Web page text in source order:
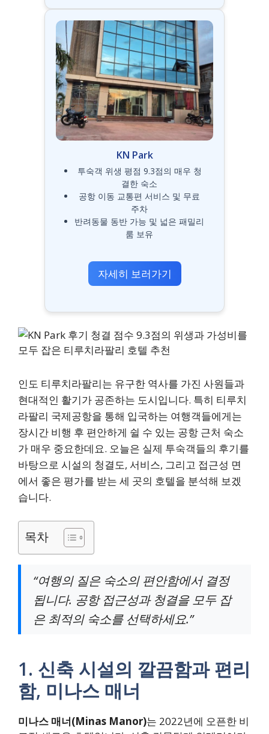
KN Park
투숙객 위생 평점 9.3점의 매우 청
결한 숙소
공항 이동 교통편 서비스 및 무료
주차
반려동물 동반 가능 및 넓은 패밀리
룸 보유
자세히 보러가기
인도 티루치라팔리는 유구한 역사를 가진 사원들과
현대적인 활기가 공존하는 도시입니다. 특히 티루치
라팔리 국제공항을 통해 입국하는 여행객들에게는
장시간 비행 후 편안하게 쉴 수 있는 공항 근처 숙소
가 매우 중요한데요. 오늘은 실제 투숙객들의 후기를
바탕으로 시설의 청결도, 서비스, 그리고 접근성 면
에서 좋은 평가를 받는 세 곳의 호텔을 분석해 보겠
습니다.
목차
“여행의 질은 숙소의 편안함에서 결정
됩니다. 공항 접근성과 청결을 모두 잡
은 최적의 숙소를 선택하세요.”
1. 신축 시설의 깔끔함과 편리
함, 미나스 매너
미나스 매너(Minas Manor)는 2022년에 오픈한 비